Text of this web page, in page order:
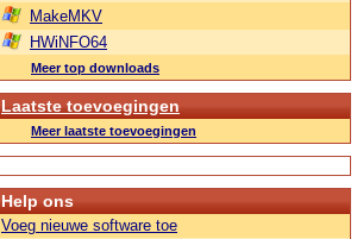
MakeMKV
HWiNFO64
Meer top downloads
Laatste toevoegingen
Meer laatste toevoegingen
Help ons
Voeg nieuwe software toe